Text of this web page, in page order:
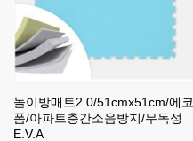
놀이방매트2.0/51cmx51cm/에코
폼/아파트층간소음방지/무독성
E.V.A